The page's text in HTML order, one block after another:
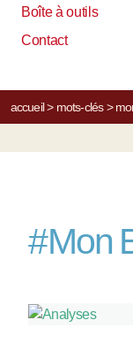
Boîte à outils
Contact
accueil> mots-clés>
#Mon